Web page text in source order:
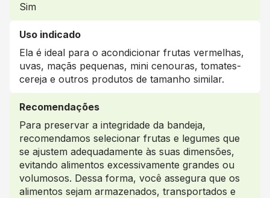
Sim
Uso indicado
Ela é ideal para o acondicionar frutas vermelhas,
uvas, maçãs pequenas, mini cenouras, tomates-
cereja e outros produtos de tamanho similar.
Recomendações
Para preservar a integridade da bandeja,
recomendamos selecionar frutas e legumes que
se ajustem adequadamente às suas dimensões,
evitando alimentos excessivamente grandes ou
volumosos. Dessa forma, você assegura que os
alimentos sejam armazenados, transportados e